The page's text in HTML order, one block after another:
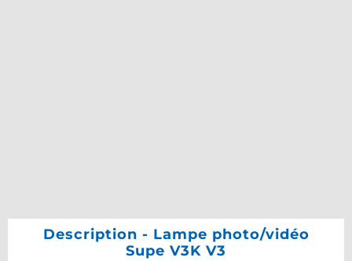
Description - Lampe photo/vidéo
Supe V3K V3